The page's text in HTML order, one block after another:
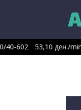
40-602 53,10 ден./min